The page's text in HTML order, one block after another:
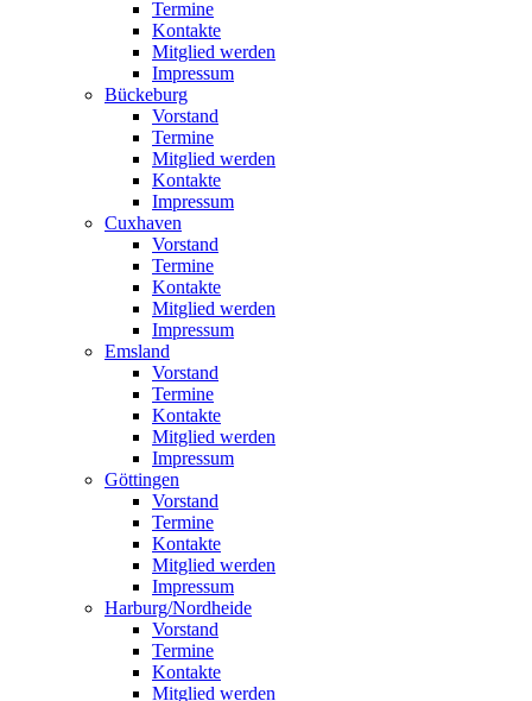
Termine
Kontakte
Mitglied werden
Impressum
Bückeburg
Vorstand
Termine
Mitglied werden
Kontakte
Impressum
Cuxhaven
Vorstand
Termine
Kontakte
Mitglied werden
Impressum
Emsland
Vorstand
Termine
Kontakte
Mitglied werden
Impressum
Göttingen
Vorstand
Termine
Kontakte
Mitglied werden
Impressum
Harburg/Nordheide
Vorstand
Termine
Kontakte
Mitglied werden